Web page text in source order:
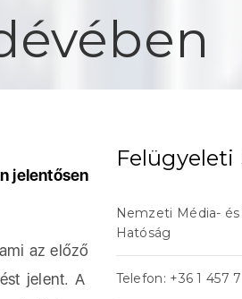
jelentősen
az előző
jelent. A
Felügyeleti
Nemzeti Média-
Hatóság
Telefon: +36 1 457